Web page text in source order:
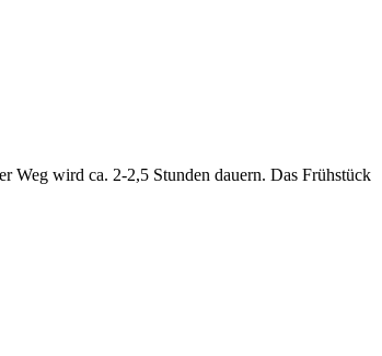
Weg wird ca. 2-2,5 Stunden dauern. Das Frühstück